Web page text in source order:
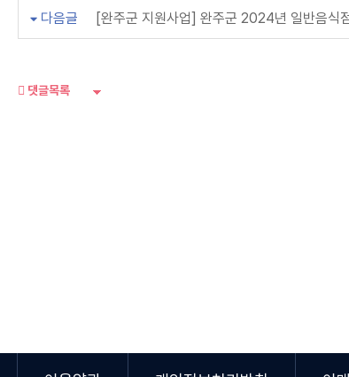
다음글 [완주군 지원사업] 완주군 2024년 일반음식
댓글목록